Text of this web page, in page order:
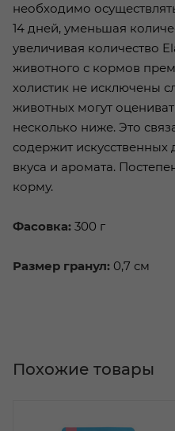
необходимо
14 дней, уменьшая
увеличивая количество
животного с кормов
холистик не исключены
животных могут
несколько ниже. Это
содержит искусственных
вкуса и аромата.
корму.
Фасовка: 300 г
Размер гранул: 0,7 см
Похожие товары